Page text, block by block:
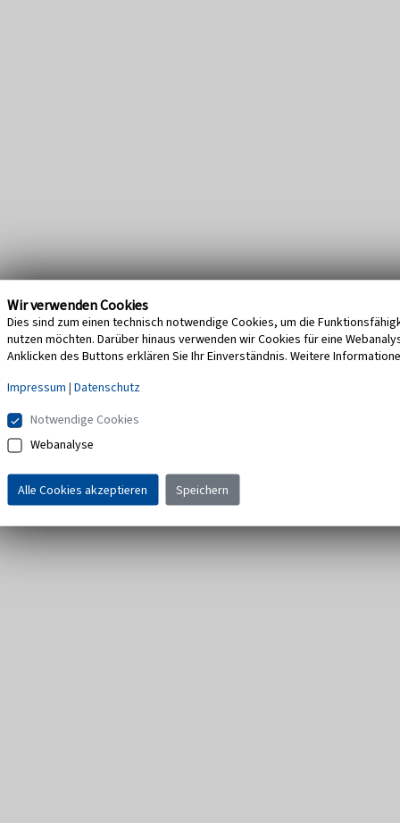
Wir verwenden Cookies
Dies sind zum einen technisch notwendige Cookies, um die
nutzen möchten. Darüber hinaus verwenden wir Cookies für eine
Anklicken des Buttons erklären Sie Ihr Einverständnis. Weitere
Impressum | Datenschutz
Notwendige Cookies
Webanalyse
Alle Cookies akzeptieren Speichern